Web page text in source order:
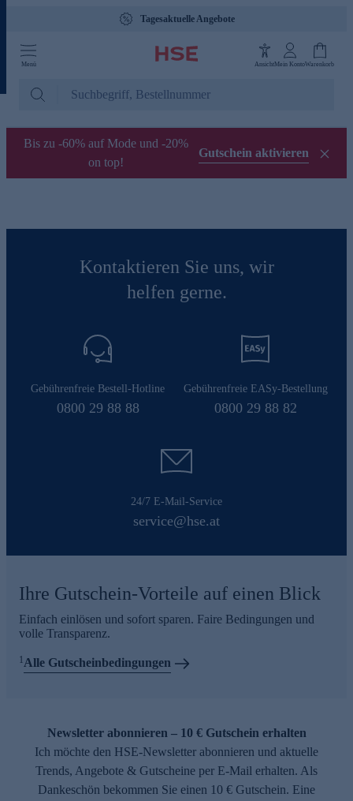
Tagesaktuelle Angebote
Menü AnsichtMein KontoWarenkorb
Bis zu -60% auf Mode und -20%
on top!
Gutschein aktivieren
Kontaktieren Sie uns, wir
helfen gerne.
Gebührenfreie Bestell-Hotline
0800 29 88 88
Gebührenfreie EASy-Bestellung
0800 29 88 82
24/7 E-Mail-Service
service@hse.at
Ihre Gutschein-Vorteile auf einen Blick
Einfach einlösen und sofort sparen. Faire Bedingungen und
volle Transparenz.
1Alle Gutscheinbedingungen
Newsletter abonnieren – 10 € Gutschein erhalten
Ich möchte den HSE-Newsletter abonnieren und aktuelle
Trends, Angebote & Gutscheine per E-Mail erhalten. Als
Dankeschön bekommen Sie einen 10 € Gutschein. Eine